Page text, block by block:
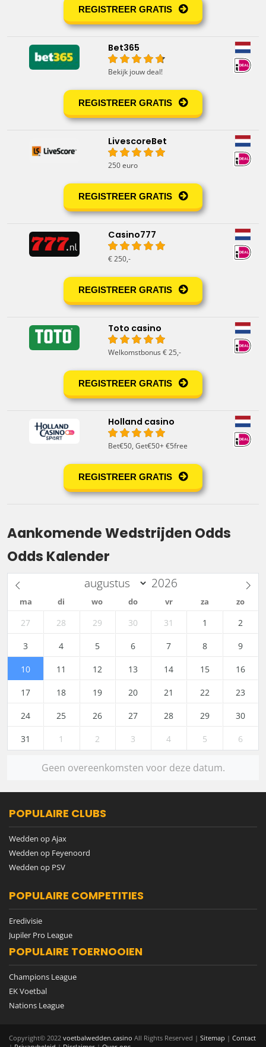
REGISTREER GRATIS
Bet365
Bekijk jouw deal!
REGISTREER GRATIS
LivescoreBet
250 euro
REGISTREER GRATIS
Casino777
€ 250,-
REGISTREER GRATIS
Toto casino
Welkomstbonus € 25,-
REGISTREER GRATIS
Holland casino
Bet€50, Get€50+ €5free
REGISTREER GRATIS
Aankomende Wedstrijden Odds
Odds Kalender
ma di wo do vr za zo
27 28 29 30 31 1 2
3 4 5 6 7 8 9
10 11 12 13 14 15 16
17 18 19 20 21 22 23
24 25 26 27 28 29 30
31 1 2 3 4 5 6
Geen overeenkomsten voor deze datum.
POPULAIRE CLUBS
Wedden op Ajax
Wedden op Feyenoord
Wedden op PSV
POPULAIRE COMPETITIES
Eredivisie
Jupiler Pro League
POPULAIRE TOERNOOIEN
Champions League
EK Voetbal
Nations League
Copyright© 2022 voetbalwedden.casino All Rights Reserved | Sitemap | Contact